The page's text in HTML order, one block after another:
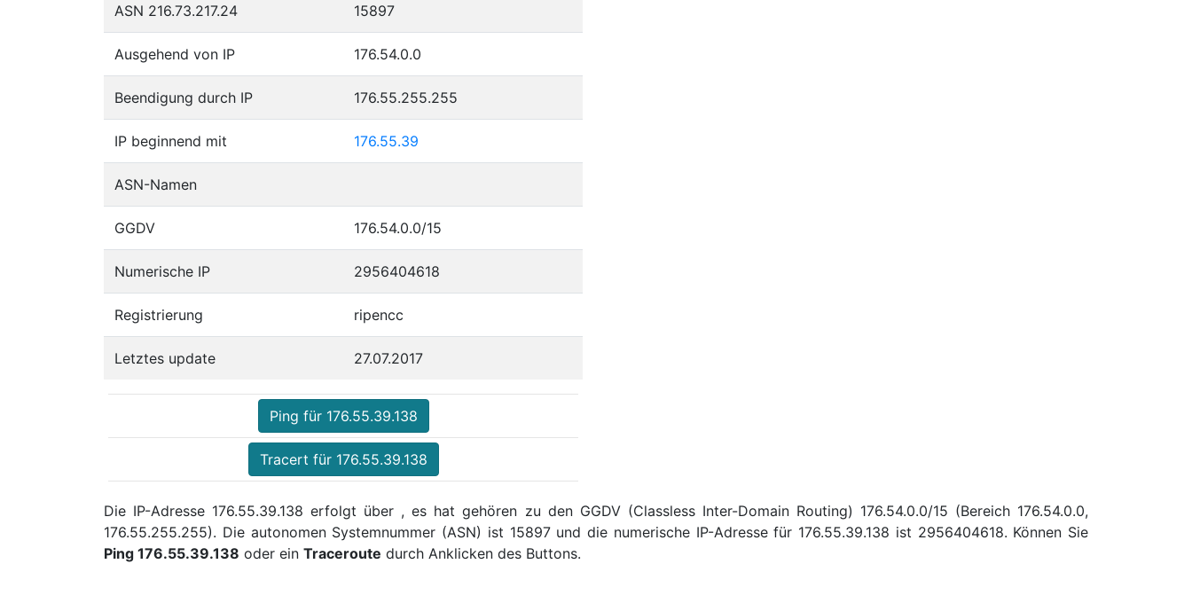
ASN 216.73.217.24 15897
Ausgehend von IP 176.54.0.0
Beendigung durch IP 176.55.255.255
IP beginnend mit 176.55.39
ASN-Namen
GGDV 176.54.0.0/15
Numerische IP 2956404618
Registrierung ripencc
Letztes update 27.07.2017
Ping für 176.55.39.138
Tracert für 176.55.39.138
Die IP-Adresse 176.55.39.138 erfolgt über , es hat gehören zu den GGDV (Classless Inter-Domain Routing) 176.54.0.0/15 (Bereich 176.54.0.0,
176.55.255.255). Die autonomen Systemnummer (ASN) ist 15897 und die numerische IP-Adresse für 176.55.39.138 ist 2956404618. Können Sie
Ping 176.55.39.138 oder ein Traceroute durch Anklicken des Buttons.